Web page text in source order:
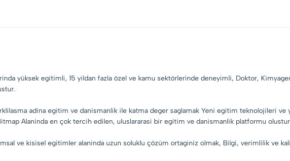
yüksek egitimli, 15 yildan fazla özel ve kamu sektörlerinde deneyimli, Doktor,
adina egitim ve danismanlik ile katma deger saglamak Yeni egitim teknolojileri ve
Alaninda en çok tercih edilen, uluslararasi bir egitim ve danismanlik platformu
ve kisisel egitimler alaninda uzun soluklu çözüm ortaginiz olmak, Bilgi, verimlilik ve